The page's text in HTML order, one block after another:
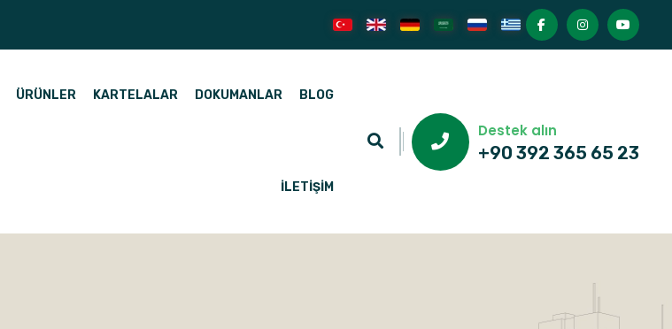
ÜRÜNLER KARTELALAR DOKUMANLAR BLOG
İLETIŞIM
Destek alın
+90 392 365 65 23